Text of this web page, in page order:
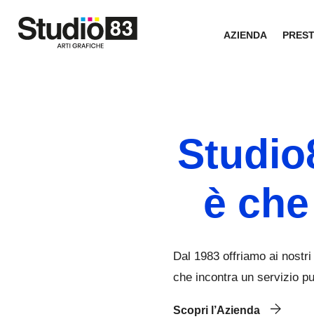
AZIENDA
è
Dal 1983 offriamo ai
che incontra un servizio
Scopri l’Azienda